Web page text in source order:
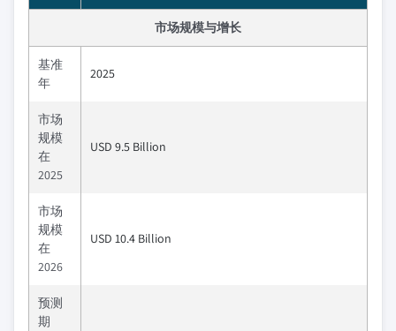
市场规模与增长
基准
年
2025
市场
规模
在
2025
USD 9.5 Billion
市场
规模
在
2026
USD 10.4 Billion
预测
期